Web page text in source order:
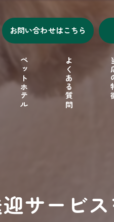
お問い合わせはこちら
ペットホテル よくある質問 当
フ
サービ